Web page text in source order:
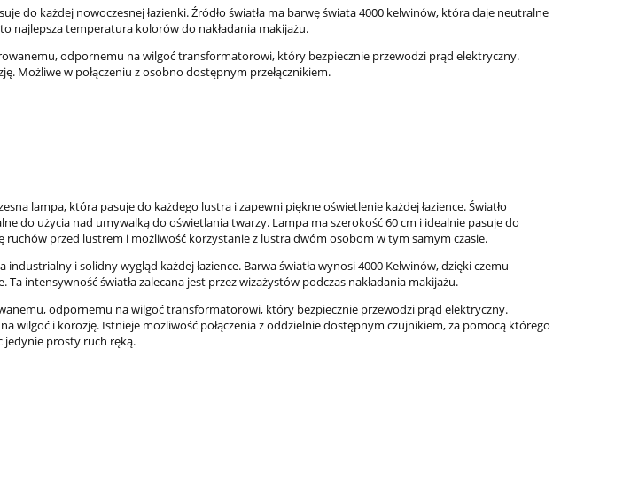
Cena regularna:
75,00 zł
Najniższa cena:
75,00 zł
Cena regularna:
416,00 zł
Najniższa cena:416,00 zł
dodaj do koszyka
do każdej nowoczesnej łazienki. Źródło światła ma barwę świata 4000 kelwinów, która daje neutralne
to najlepsza temperatura kolorów do nakładania makijażu.
odpornemu na wilgoć transformatorowi, który bezpiecznie przewodzi prąd elektryczny.
Możliwe w połączeniu z osobno dostępnym przełącznikiem.
lampa, która pasuje do każdego lustra i zapewni piękne oświetlenie każdej łazience. Światło
do użycia nad umywalką do oświetlania twarzy. Lampa ma szerokość 60 cm i idealnie pasuje do
ruchów przed lustrem i możliwość korzystanie z lustra dwóm osobom w tym samym czasie.
i solidny wygląd każdej łazience. Barwa światła wynosi 4000 Kelwinów, dzięki czemu
Ta intensywność światła zalecana jest przez wizażystów podczas nakładania makijażu.
odpornemu na wilgoć transformatorowi, który bezpiecznie przewodzi prąd elektryczny.
wilgoć i korozję. Istnieje możliwość połączenia z oddzielnie dostępnym czujnikiem, za pomocą którego
jedynie prosty ruch ręką.